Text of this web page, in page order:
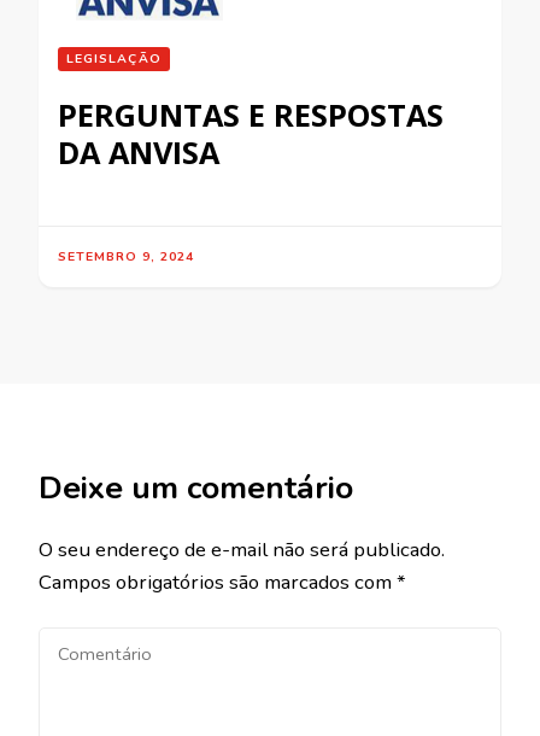
LEGISLAÇÃO
PERGUNTAS E RESPOSTAS
DA ANVISA
SETEMBRO 9, 2024
Deixe um comentário
O seu endereço de e-mail não será publicado.
Campos obrigatórios são marcados com*